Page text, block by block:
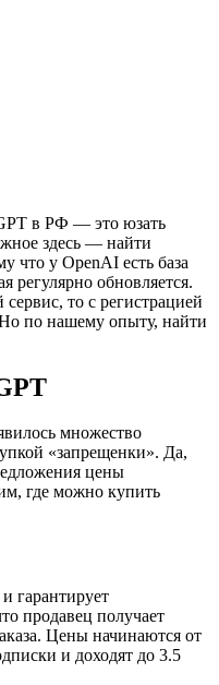
в РФ — это юзать
здесь — найти
что у ОреnAI есть база
регулярно обновляется.
то с регистрацией
по нашему опыту, найти
множество
«запрещенки». Да,
цены
где можно купить
гарантирует
продавец получает
Цены начинаются от
и доходят до 3.5